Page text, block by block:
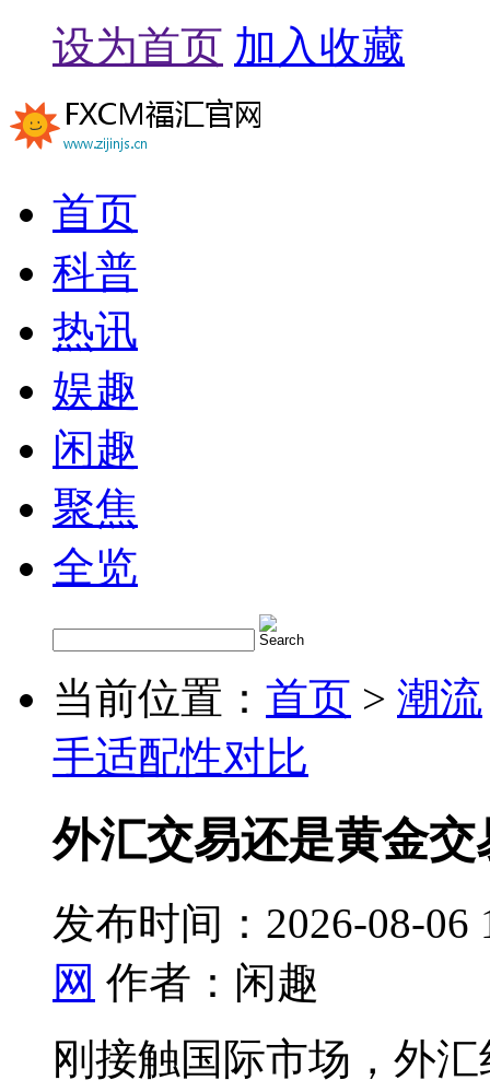
设为首页 加入收藏
首页
科普
热讯
娱趣
闲趣
聚焦
全览
当前位置： 首页 > 潮流
手适配性对比
外汇交易还是黄金
发布时间：2026-08-06
网 作者：闲趣
刚接触国际市场，外